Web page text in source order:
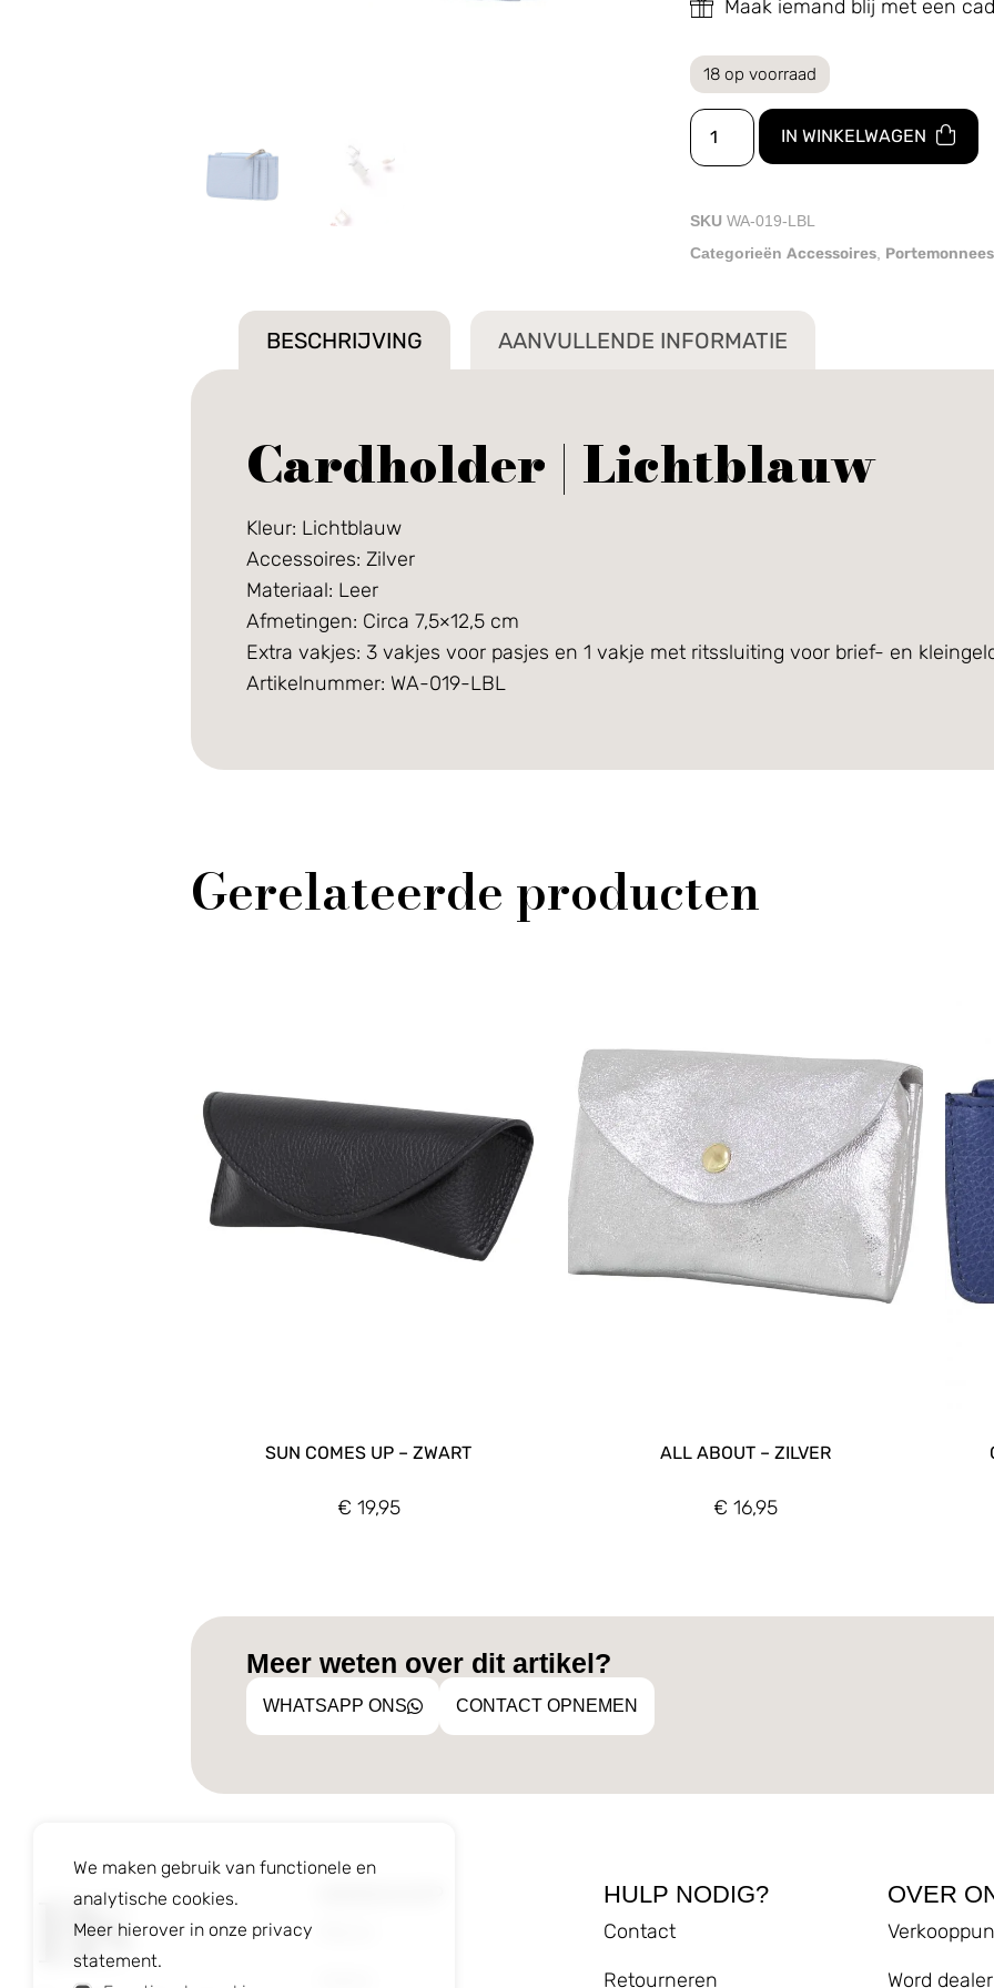
Maak iemand blij met een
18 op voorraad
IN WINKELWAGEN
SKU WA-019-LBL
Categorieën Accessoires Portemonnees
BESCHRIJVING AANVULLENDE INFORMATIE
Cardholder | Lichtblauw
Kleur: Lichtblauw
Accessoires: Zilver
Materiaal: Leer
Afmetingen: Circa 7,5×12,5 cm
Extra vakjes: 3 vakjes voor pasjes en 1 vakje met ritssluiting voor brief- en
Artikelnummer: WA-019-LBL
Gerelateerde producten
SUN COMES UP – ZWART
€ 19,95
ALL ABOUT – ZILVER
€ 16,95
Meer weten over dit artikel?
WHATSAPP ONS CONTACT OPNEMEN
HULP NODIG?
Contact
Retourneren
OVER
Word dealer
We maken gebruik van functionele en
analytische cookies.
Meer hierover in onze privacy
statement.